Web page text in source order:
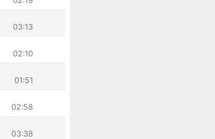
03:13
02:10
01:51
02:58
03:38